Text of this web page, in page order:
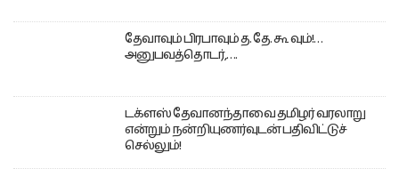
தேவாவும் பிரபாவும் த. தே. கூ வும்!…
அனுபவத்தொடர்,….
டக்ளஸ் தேவானந்தாவை தமிழர் வரலாறு
என்றும் நன்றியுணர்வுடன் பதிவிட்டுச்
செல்லும்!